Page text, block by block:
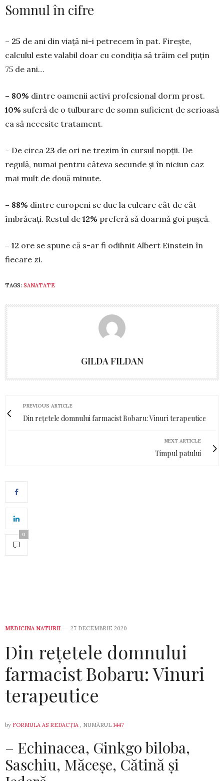
Somnul în cifre
– 25 de ani din viață ni-i petrecem în pat. Firește,
calculul este valabil doar cu condiția să trăim cel puțin
75 de ani…
– 80% dintre oamenii activi profesional dorm prost.
10% suferă de o tulburare de somn suficient de serioasă
ca să necesite tratament.
– De circa 23 de ori ne trezim în cursul nopții. De
regulă, numai pentru câteva secunde și în niciun caz
mai mult de două minute.
– 88% dintre europeni se duc la culcare cât de cât
îmbrăcați. Restul de 12% preferă să doar­mă goi pușcă.
– 12 ore se spune că s-ar fi odihnit Albert Einstein în
fiecare zi.
TAGS: SANATATE
GILDA FILDAN
PREVIOUS ARTICLE
Din rețetele domnului farmacist Bobaru: Vinuri terapeutice
NEXT ARTICLE
Timpul patului
0
MEDICINA NATURII 27 DECEMBRIE 2020
Din rețetele domnului
farmacist Bobaru: Vinuri
terapeutice
by FORMULA AS REDACȚIA , NUMĂRUL 1447
– Echinacea, Ginkgo biloba,
Saschiu, Măceșe, Cătină și